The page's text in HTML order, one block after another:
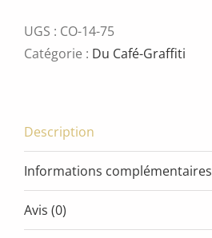
à
pêche
UGS : CO-14-75
Catégorie : Du Café-Graffiti
Description
Informations complémentaires
Avis (0)